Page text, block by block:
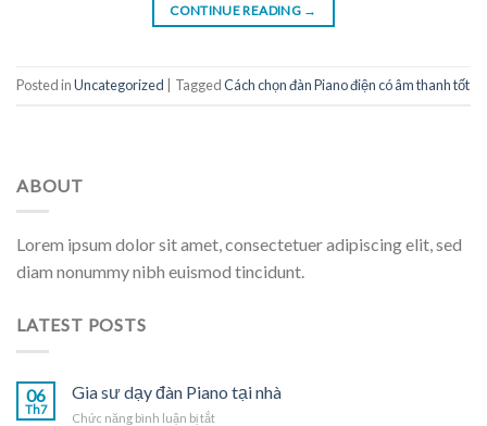
CONTINUE READING →
Posted inUncategorized TaggedCách chọn đàn Piano điện có âm thanh tốt
ABOUT
Lorem ipsum dolor sit amet, consectetuer adipiscing elit, sed
diam nonummy nibh euismod tincidunt.
LATEST POSTS
06
Th7
Gia sư dạy đàn Piano tại nhà
Chức năng bình luận bị tắtở